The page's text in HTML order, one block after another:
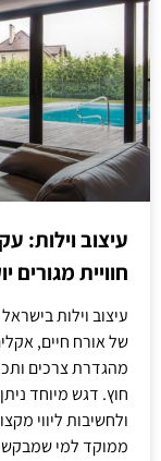
עיצוב וילות:
חוויית מגורים
עיצוב וילות
של אורח חיים,
מהגדרת צרכים
חוץ. דגש מיוחד
ולחשיבות ליווי
ממוקד למי שמבקש